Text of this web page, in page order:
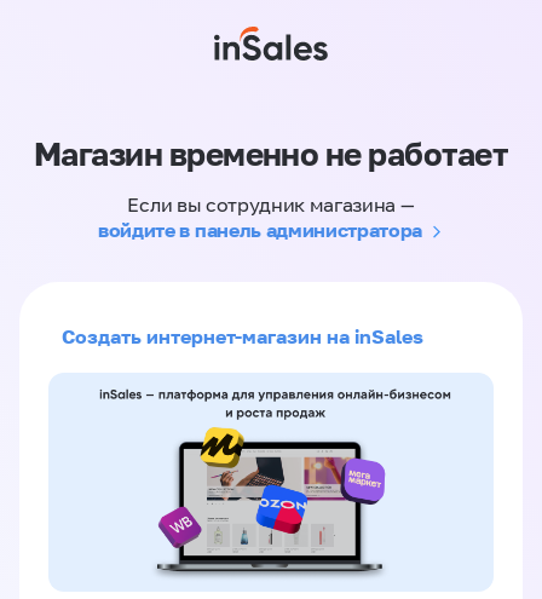
Магазин временно не работает
Если вы сотрудник магазина —
войдите в панель администратора
Создать интернет-магазин на inSales